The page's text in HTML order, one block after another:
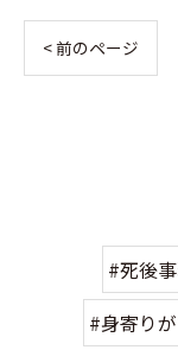
< 前のページ
#死後
#身寄り